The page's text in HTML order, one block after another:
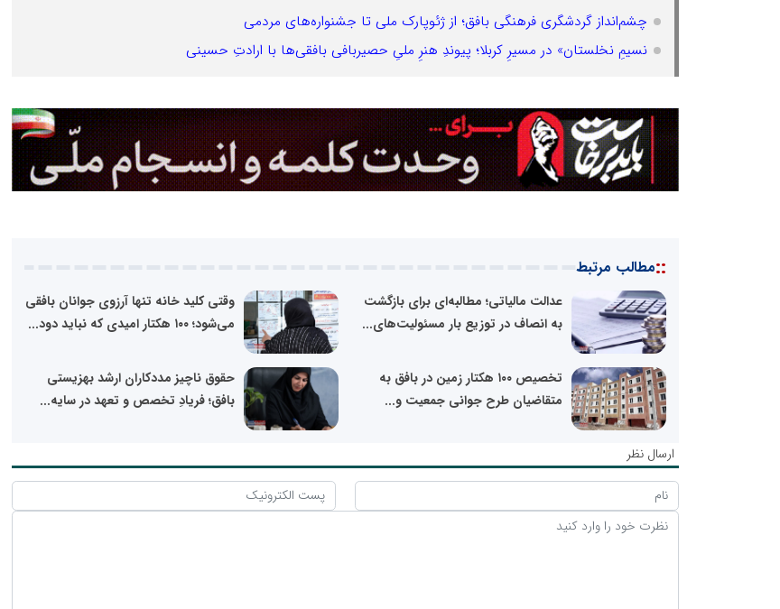
چشم‌انداز گردشگری فرهنگی بافق؛ از ژئوپارک ملی تا جشنواره‌های مردمی
نسیمِ نخلستان» در مسیرِ کربلا؛ پیوندِ هنرِ ملیِ حصیربافی بافقی‌ها با ارادتِ حسینی
::مطالب مرتبط
عدالت مالیاتی؛ مطالبه‌ای برای بازگشت
به انصاف در توزیع بار مسئولیت‌های...
وقتی کلید خانه تنها آرزوی جوانان بافقی
می‌شود؛ ۱۰۰ هکتار امیدی که نباید دود...
تخصیص ۱۰۰ هکتار زمین در بافق به
متقاضیان طرح جوانی جمعیت و...
حقوق ناچیز مددکاران ارشد بهزیستی
بافق؛ فریادِ تخصص و تعهد در سایه...
ارسال نظر